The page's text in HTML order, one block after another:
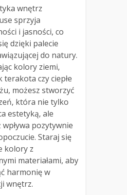
wnętrz
sprzyja
i jasności, co
dzięki palecie
do natury.
kolory ziemi,
terakota czy ciepłe
możesz stworzyć
która nie tylko
estetyką, ale
pozytywnie
Staraj się
kolory z
materiałami, aby
harmonię w
wnętrz.